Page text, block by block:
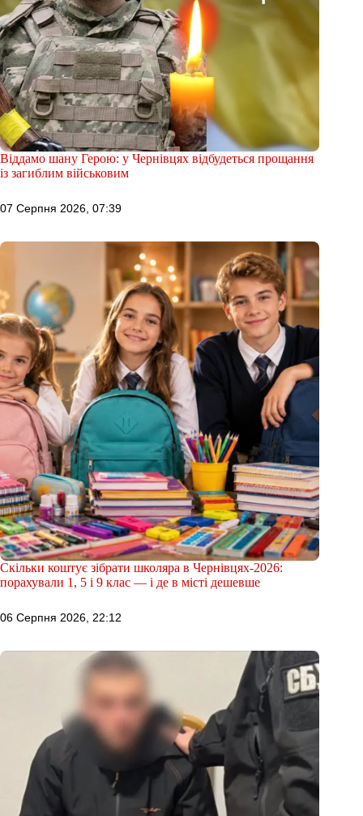
Віддамо шану Герою: у Чернівцях відбудеться прощання
із загиблим військовим
07 Серпня 2026, 07:39
Скільки коштує зібрати школяра в Чернівцях-2026:
порахували 1, 5 і 9 клас — і де в місті дешевше
06 Серпня 2026, 22:12